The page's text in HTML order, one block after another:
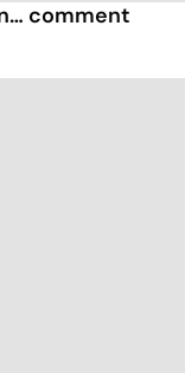
comment